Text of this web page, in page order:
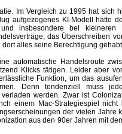
Im Vergleich zu 1995 hat sich
aufgezogenes KI-Modell hätte
insbesondere bei kleineren
das Überschreiben
alles seine Berechtigung
automatische Handelsroute
Klicks tätigen. Leider aber
Funktion, um das
Denn tendenziell muss
werden. Zwar ist
einem Mac-Strategiespiel nicht
der vielen Jahre
aus den 90er Jahren mit